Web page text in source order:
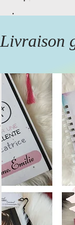
Livraison